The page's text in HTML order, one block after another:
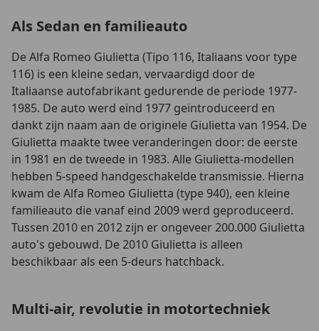
Als Sedan en familieauto
De Alfa Romeo Giulietta (Tipo 116, Italiaans voor type
116) is een kleine sedan, vervaardigd door de
Italiaanse autofabrikant gedurende de periode 1977-
1985. De auto werd eind 1977 geïntroduceerd en
dankt zijn naam aan de originele Giulietta van 1954. De
Giulietta maakte twee veranderingen door: de eerste
in 1981 en de tweede in 1983. Alle Giulietta-modellen
hebben 5-speed handgeschakelde transmissie. Hierna
kwam de Alfa Romeo Giulietta (type 940), een kleine
familieauto die vanaf eind 2009 werd geproduceerd.
Tussen 2010 en 2012 zijn er ongeveer 200.000 Giulietta
auto's gebouwd. De 2010 Giulietta is alleen
beschikbaar als een 5-deurs hatchback.
Multi-air, revolutie in motortechniek